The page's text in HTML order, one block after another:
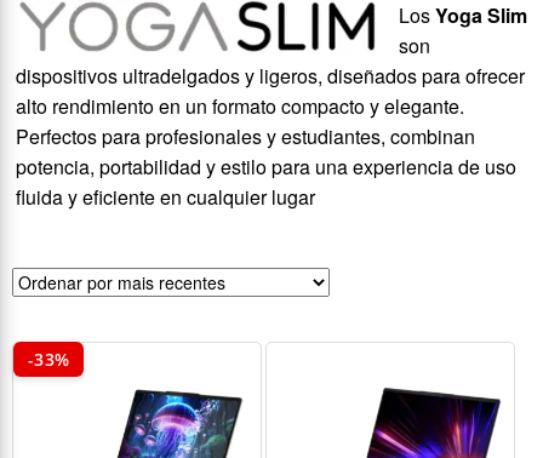
LosYoga Slim
son
dispositivos ultradelgados y ligeros, diseñados para ofrecer
alto rendimiento en un formato compacto y elegante.
Perfectos para profesionales y estudiantes, combinan
potencia, portabilidad y estilo para una experiencia de uso
fluida y eficiente en cualquier lugar
-33%